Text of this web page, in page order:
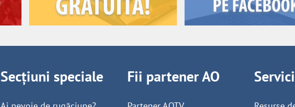
Secțiuni speciale Fii partener AO